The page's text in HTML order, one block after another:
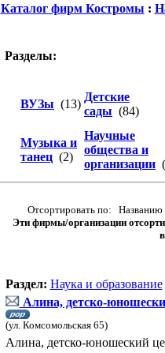
Каталог фирм Костромы :
Разделы:
ВУЗы (13)
Детские
сады (84)
Музыка и
танец (2)
Научные
общества и
организации
Отсортировать по: Названию
Эти фирмы/организации
Раздел: Наука и образование
Алина, детско-
(ул. Комсомольская 65)
Алина, детско-юношеский